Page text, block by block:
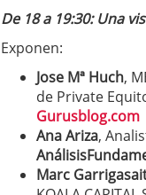
De 18 a 19:30: Una
Exponen:
Jose Mª Huch,
de Private
Gurusblog.com
Ana Ariza,
Marc